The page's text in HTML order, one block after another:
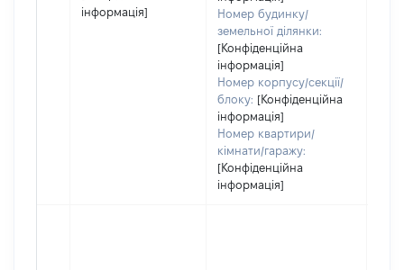
інформація]
Номер будинку/
земельної ділянки:
[Конфіденційна
інформація]
Номер корпусу/секції/
блоку: [Конфіденційна
інформація]
Номер квартири/
кімнати/гаражу:
[Конфіденційна
інформація]